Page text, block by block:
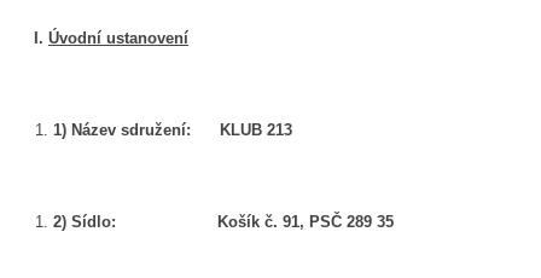
I. Úvodní ustanovení
1) Název sdružení: KLUB 213
2) Sídlo: Košík č. 91, PSČ 289 35